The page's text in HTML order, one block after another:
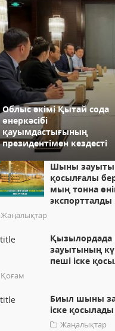
Облыс әкімі Қытай сода
өнеркәсібі
қауымдастығының
президентімен кездесті
Шыны зауыты
қосылғалы
мың тонна
экспортталды
Жаңалықтар
зауытының
пеші іске
Қоғам
Биыл шыны
іске қосылады
Жаңалықтар